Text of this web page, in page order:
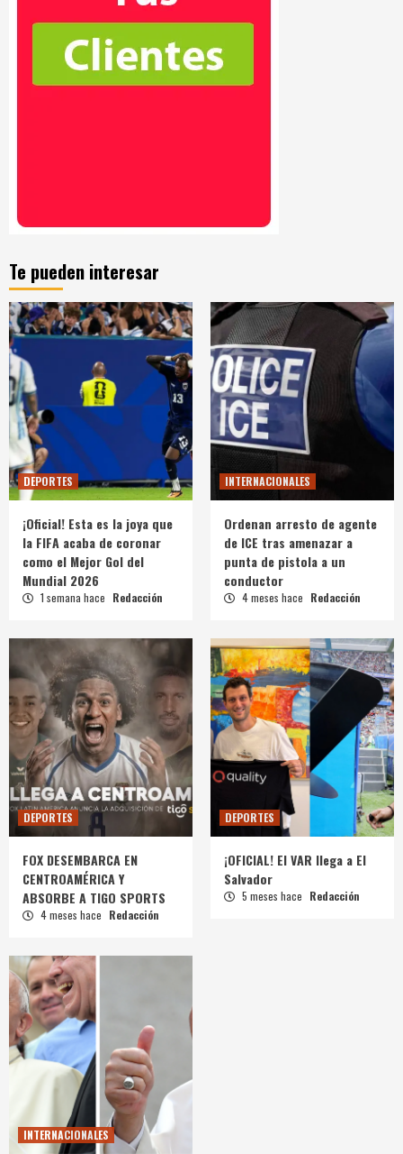
Te pueden interesar
DEPORTES
¡Oficial! Esta es la joya que
la FIFA acaba de coronar
como el Mejor Gol del
Mundial 2026
1 semana hace Redacción
INTERNACIONALES
Ordenan arresto de agente
de ICE tras amenazar a
punta de pistola a un
conductor
4 meses hace Redacción
DEPORTES
FOX DESEMBARCA EN
CENTROAMÉRICA Y
ABSORBE A TIGO SPORTS
4 meses hace Redacción
DEPORTES
¡OFICIAL! El VAR llega a El
Salvador
5 meses hace Redacción
INTERNACIONALES